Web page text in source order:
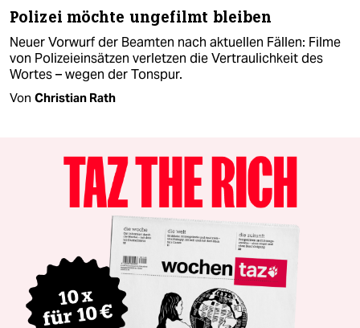
Polizei möchte ungefilmt bleiben
Neuer Vorwurf der Beamten nach aktuellen Fällen: Filme
von Polizeieinsätzen verletzen die Vertraulichkeit des
Wortes – wegen der Tonspur.
Von Christian Rath